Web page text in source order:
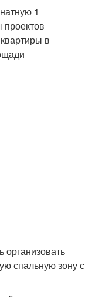
организовать
спальную зону с